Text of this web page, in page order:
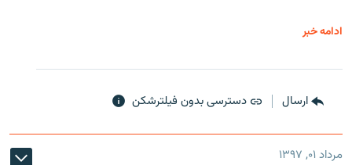
ادامه خبر
ارسال دسترسی بدون فیلترشکن
مرداد ۰۱, ۱۳۹۷